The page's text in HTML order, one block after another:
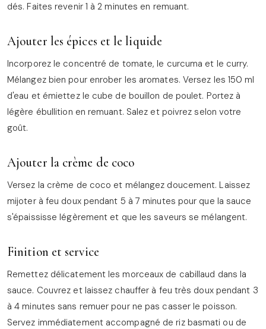
dés. Faites revenir 1 à 2 minutes en remuant.
Ajouter les épices et le liquide
Incorporez le concentré de tomate, le curcuma et le curry.
Mélangez bien pour enrober les aromates. Versez les 150 ml
d'eau et émiettez le cube de bouillon de poulet. Portez à
légère ébullition en remuant. Salez et poivrez selon votre
goût.
Ajouter la crème de coco
Versez la crème de coco et mélangez doucement. Laissez
mijoter à feu doux pendant 5 à 7 minutes pour que la sauce
s'épaississe légèrement et que les saveurs se mélangent.
Finition et service
Remettez délicatement les morceaux de cabillaud dans la
sauce. Couvrez et laissez chauffer à feu très doux pendant 3
à 4 minutes sans remuer pour ne pas casser le poisson.
Servez immédiatement accompagné de riz basmati ou de